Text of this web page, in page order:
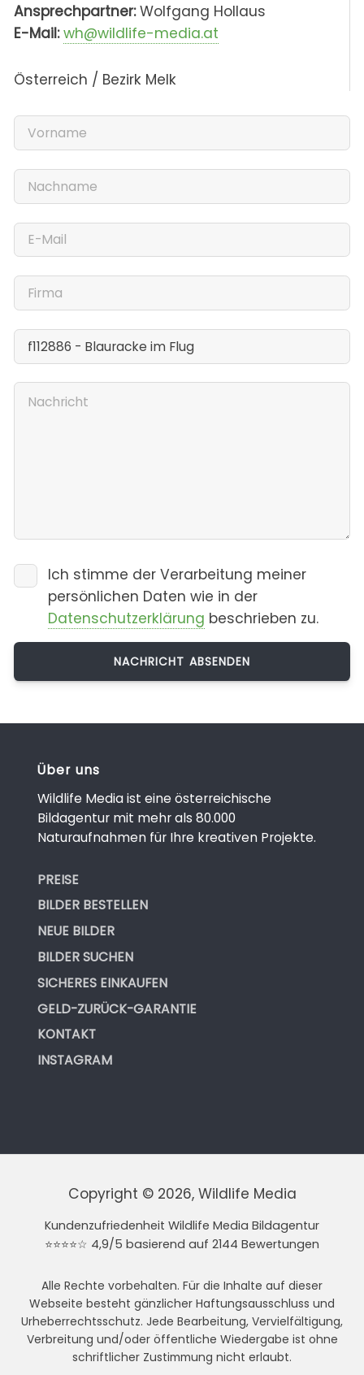
Ansprechpartner:Wolfgang Hollaus
E-Mail: wh@wildlife-media.at
Österreich / Bezirk Melk
Ich stimme der Verarbeitung meiner
persönlichen Daten wie in der
Datenschutzerklärung beschrieben zu.
Über uns
Wildlife Media ist eine österreichische
Bildagentur mit mehr als 80.000
Naturaufnahmen für Ihre kreativen Projekte.
PREISE
BILDER BESTELLEN
NEUE BILDER
BILDER SUCHEN
SICHERES EINKAUFEN
GELD-ZURÜCK-GARANTIE
KONTAKT
INSTAGRAM
Copyright © 2026, Wildlife Media
Kundenzufriedenheit Wildlife Media Bildagentur
⭐⭐⭐⭐☆ 4,9/5 basierend auf 2144 Bewertungen
Alle Rechte vorbehalten. Für die Inhalte auf dieser
Webseite besteht gänzlicher Haftungsausschluss und
Urheberrechtsschutz. Jede Bearbeitung, Vervielfältigung,
Verbreitung und/oder öffentliche Wiedergabe ist ohne
schriftlicher Zustimmung nicht erlaubt.